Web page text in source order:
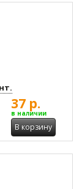
37 р.
в наличии
В корзину